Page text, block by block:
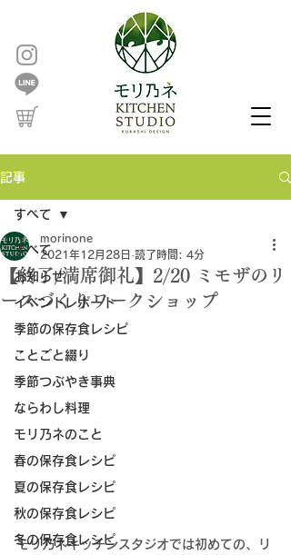
記事
すべて
お知らせ
イベントレポート
季節の保存食レシピ
ことごと綴り
季節つぶやき事典
ならわし料理
モリ乃ネのこと
春の保存食レシピ
夏の保存食レシピ
秋の保存食レシピ
冬の保存食レシピ
すべて
【終了/満席御礼】2/20 ミモザのリ
ースづくりワークショップ
morinone
2021年12月28日 読了時間: 4分
モリ乃ネキッチンスタジオでは初めての、リ